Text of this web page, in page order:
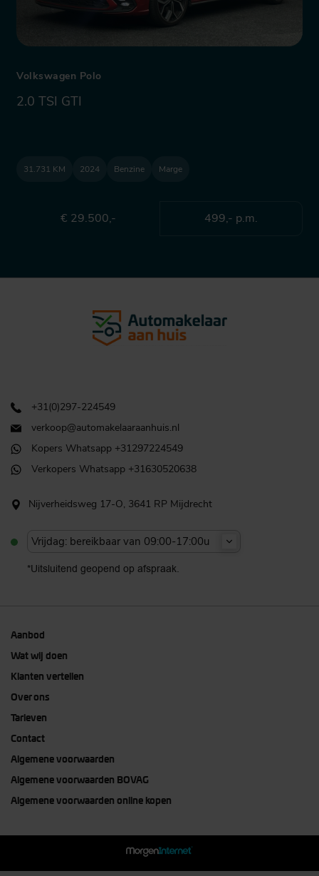
Volkswagen Polo
2.0 TSI GTI
31.731 KM 2024 Benzine Marge
€ 29.500,- 499,- p.m.
+31(0)297-224549
verkoop@automakelaaraanhuis.nl
Kopers Whatsapp +31297224549
Verkopers Whatsapp +31630520638
Nijverheidsweg 17-O, 3641 RP Mijdrecht
Vrijdag: bereikbaar van 09:00-17:00u
*Uitsluitend geopend op afspraak.
Aanbod
Wat wij doen
Klanten vertellen
Over ons
Tarieven
Contact
Algemene voorwaarden
Algemene voorwaarden BOVAG
Algemene voorwaarden online kopen